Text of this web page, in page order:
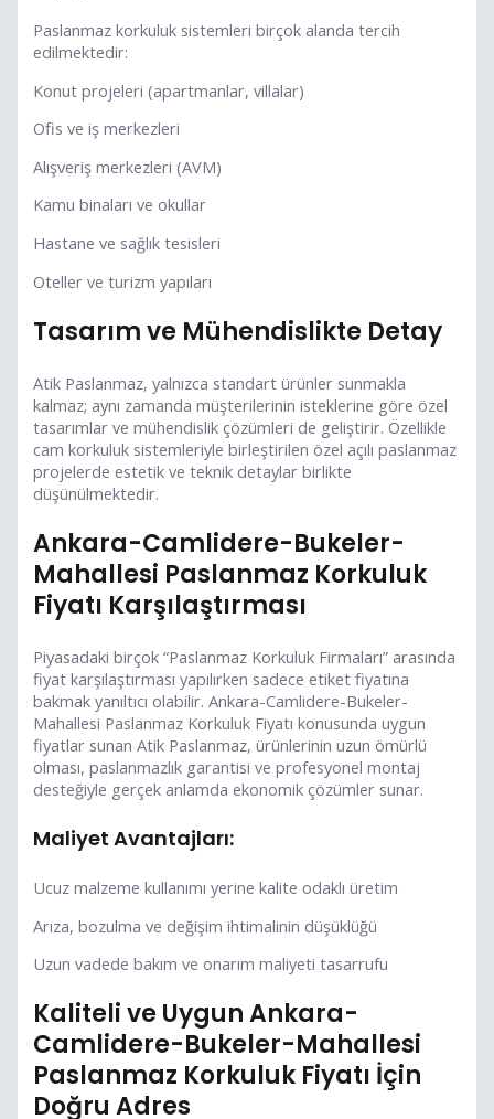
Paslanmaz korkuluk sistemleri birçok alanda tercih
edilmektedir:
Konut projeleri (apartmanlar, villalar)
Ofis ve iş merkezleri
Alışveriş merkezleri (AVM)
Kamu binaları ve okullar
Hastane ve sağlık tesisleri
Oteller ve turizm yapıları
Tasarım ve Mühendislikte Detay
Atik Paslanmaz, yalnızca standart ürünler sunmakla
kalmaz; aynı zamanda müşterilerinin isteklerine göre özel
tasarımlar ve mühendislik çözümleri de geliştirir. Özellikle
cam korkuluk sistemleriyle birleştirilen özel açılı paslanmaz
projelerde estetik ve teknik detaylar birlikte
düşünülmektedir.
Ankara-Camlidere-Bukeler-
Mahallesi Paslanmaz Korkuluk
Fiyatı Karşılaştırması
Piyasadaki birçok “Paslanmaz Korkuluk Firmaları” arasında
fiyat karşılaştırması yapılırken sadece etiket fiyatına
bakmak yanıltıcı olabilir. Ankara-Camlidere-Bukeler-
Mahallesi Paslanmaz Korkuluk Fiyatı konusunda uygun
fiyatlar sunan Atik Paslanmaz, ürünlerinin uzun ömürlü
olması, paslanmazlık garantisi ve profesyonel montaj
desteğiyle gerçek anlamda ekonomik çözümler sunar.
Maliyet Avantajları:
Ucuz malzeme kullanımı yerine kalite odaklı üretim
Arıza, bozulma ve değişim ihtimalinin düşüklüğü
Uzun vadede bakım ve onarım maliyeti tasarrufu
Kaliteli ve Uygun Ankara-
Camlidere-Bukeler-Mahallesi
Paslanmaz Korkuluk Fiyatı İçin
Doğru Adres